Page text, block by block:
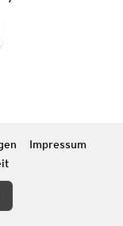
Impressum